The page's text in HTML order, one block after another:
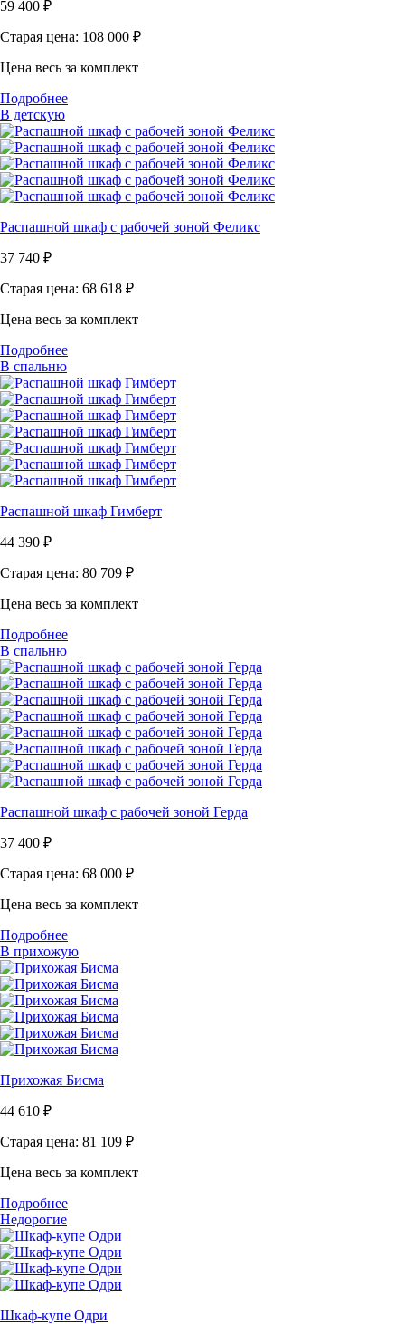
59 400 ₽
Старая цена: 108 000 ₽
Цена весь за комплект
Подробнее
В детскую
Распашной шкаф с рабочей зоной Феликс
37 740 ₽
Старая цена: 68 618 ₽
Цена весь за комплект
Подробнее
В спальню
Распашной шкаф Гимберт
44 390 ₽
Старая цена: 80 709 ₽
Цена весь за комплект
Подробнее
В спальню
Распашной шкаф с рабочей зоной Герда
37 400 ₽
Старая цена: 68 000 ₽
Цена весь за комплект
Подробнее
В прихожую
Прихожая Бисма
44 610 ₽
Старая цена: 81 109 ₽
Цена весь за комплект
Подробнее
Недорогие
Шкаф-купе Одри